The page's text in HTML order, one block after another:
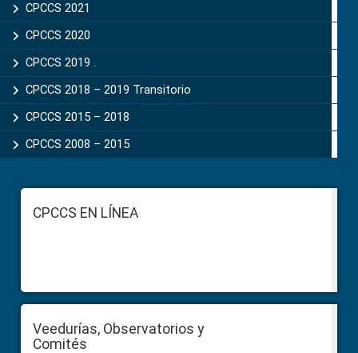
CPCCS 2021
CPCCS 2020
CPCCS 2019 .
CPCCS 2018 – 2019 Transitorio
CPCCS 2015 – 2018
CPCCS 2008 – 2015
FooterCPCCS EN LÍNEA
Veedurías, Observatorios y
Comités